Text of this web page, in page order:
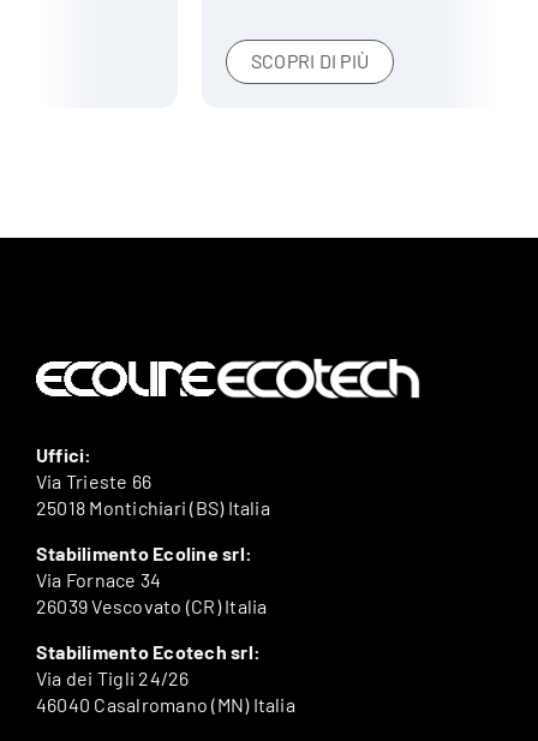
SCOPRI DI PIÙ
Uffici:
Via Trieste 66
25018 Montichiari (BS) Italia
Stabilimento Ecoline srl:
Via Fornace 34
26039 Vescovato (CR) Italia
Stabilimento Ecotech srl:
Via dei Tigli 24/26
46040 Casalromano (MN) Italia